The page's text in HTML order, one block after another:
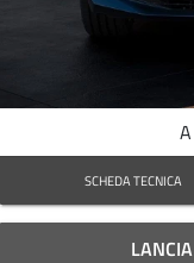
SCHEDA TECNICA